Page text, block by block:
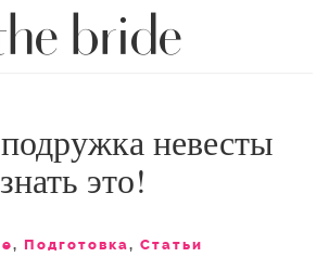
невесты
это!
, Подготовка, Статьи